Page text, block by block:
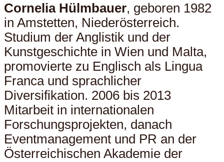
Cornelia Hülmbauer, geboren 1982
in Amstetten, Niederösterreich.
Studium der Anglistik und der
Kunstgeschichte in Wien und Malta,
promovierte zu Englisch als Lingua
Franca und sprachlicher
Diversifikation. 2006 bis 2013
Mitarbeit in internationalen
Forschungsprojekten, danach
Eventmanagement und PR an der
Österreichischen Akademie der